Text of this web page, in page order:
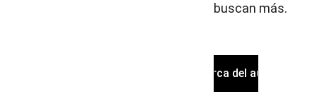
buscan más.
Acerca del autor